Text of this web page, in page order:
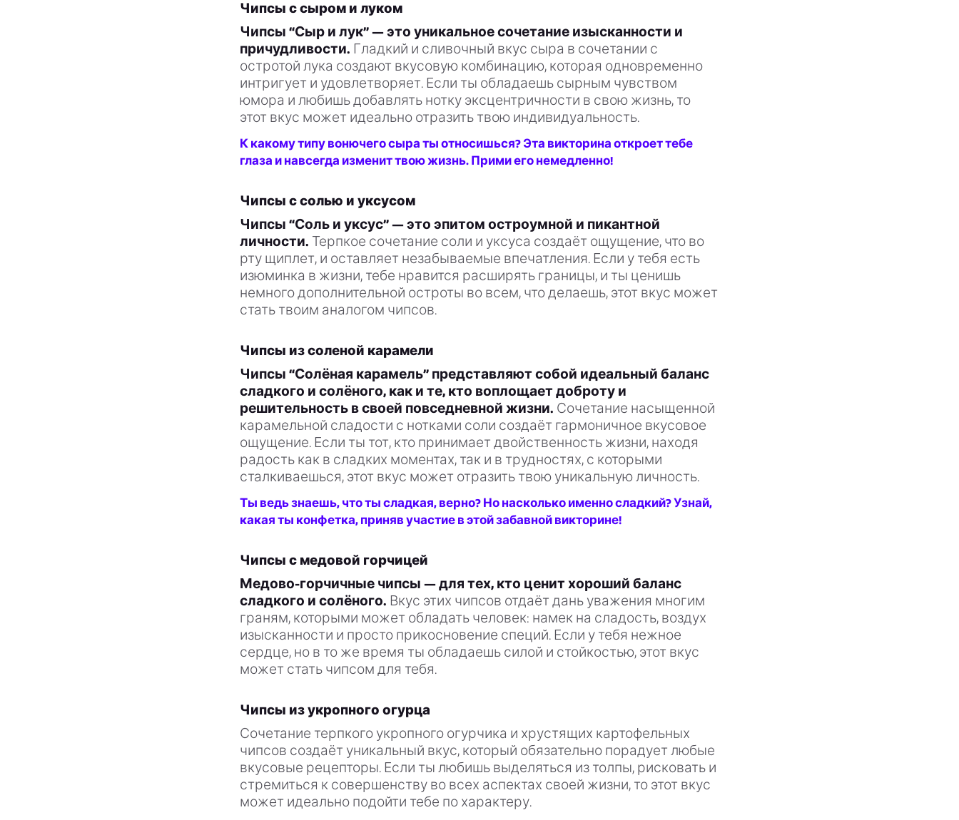
Чипсы с сыром и луком
Чипсы “Сыр и лук” — это уникальное сочетание изысканности и
причудливости. Гладкий и сливочный вкус сыра в сочетании с
остротой лука создают вкусовую комбинацию, которая одновременно
интригует и удовлетворяет. Если ты обладаешь сырным чувством
юмора и любишь добавлять нотку эксцентричности в свою жизнь, то
этот вкус может идеально отразить твою индивидуальность.
К какому типу вонючего сыра ты относишься? Эта викторина откроет тебе
глаза и навсегда изменит твою жизнь. Прими его немедленно!
Чипсы с солью и уксусом
Чипсы “Соль и уксус” — это эпитом остроумной и пикантной
личности. Терпкое сочетание соли и уксуса создаёт ощущение, что во
рту щиплет, и оставляет незабываемые впечатления. Если у тебя есть
изюминка в жизни, тебе нравится расширять границы, и ты ценишь
немного дополнительной остроты во всем, что делаешь, этот вкус может
стать твоим аналогом чипсов.
Чипсы из соленой карамели
Чипсы “Солёная карамель” представляют собой идеальный баланс
сладкого и солёного, как и те, кто воплощает доброту и
решительность в своей повседневной жизни. Сочетание насыщенной
карамельной сладости с нотками соли создаёт гармоничное вкусовое
ощущение. Если ты тот, кто принимает двойственность жизни, находя
радость как в сладких моментах, так и в трудностях, с которыми
сталкиваешься, этот вкус может отразить твою уникальную личность.
Ты ведь знаешь, что ты сладкая, верно? Но насколько именно сладкий? Узнай,
какая ты конфетка, приняв участие в этой забавной викторине!
Чипсы с медовой горчицей
Медово-горчичные чипсы — для тех, кто ценит хороший баланс
сладкого и солёного. Вкус этих чипсов отдаёт дань уважения многим
граням, которыми может обладать человек: намек на сладость, воздух
изысканности и просто прикосновение специй. Если у тебя нежное
сердце, но в то же время ты обладаешь силой и стойкостью, этот вкус
может стать чипсом для тебя.
Чипсы из укропного огурца
Сочетание терпкого укропного огурчика и хрустящих картофельных
чипсов создаёт уникальный вкус, который обязательно порадует любые
вкусовые рецепторы. Если ты любишь выделяться из толпы, рисковать и
стремиться к совершенству во всех аспектах своей жизни, то этот вкус
может идеально подойти тебе по характеру.